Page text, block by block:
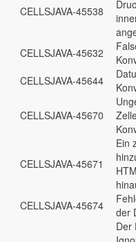
CELLSJAVA-45538
CELLSJAVA-45632
CELLSJAVA-45644
CELLSJAVA-45670
CELLSJAVA-45671
Ein
CELLSJAVA-45674
der
Der